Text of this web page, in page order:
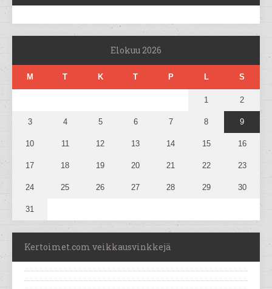
Elokuu 2026
M T K T P L S
1 2
3 4 5 6 7 8 9
10 11 12 13 14 15 16
17 18 19 20 21 22 23
24 25 26 27 28 29 30
31
Kertoimet.com veikkausvinkkejä